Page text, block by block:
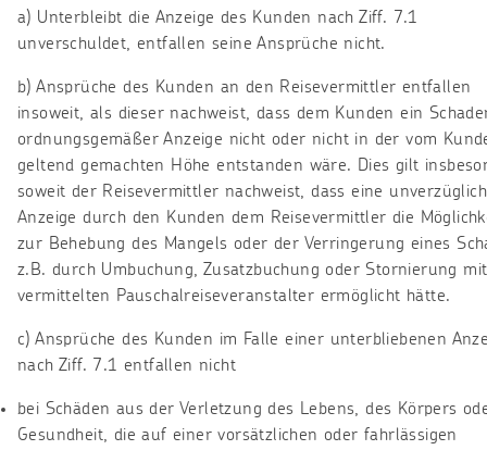
a) Unterbleibt die Anzeige des Kunden nach Ziff. 7.1
unverschuldet, entfallen seine Ansprüche nicht.
b) Ansprüche des Kunden an den Reisevermittler entfallen
insoweit, als dieser nachweist, dass dem Kunden ein
ordnungsgemäßer Anzeige nicht oder nicht in der vom
geltend gemachten Höhe entstanden wäre. Dies gilt
soweit der Reisevermittler nachweist, dass eine
Anzeige durch den Kunden dem Reisevermittler die
zur Behebung des Mangels oder der Verringerung eines
z.B. durch Umbuchung, Zusatzbuchung oder Stornierung
vermittelten Pauschalreiseveranstalter ermöglicht hätte.
c) Ansprüche des Kunden im Falle einer unterbliebenen
nach Ziff. 7.1 entfallen nicht
bei Schäden aus der Verletzung des Lebens, des Körpers
Gesundheit, die auf einer vorsätzlichen oder fahrlässigen